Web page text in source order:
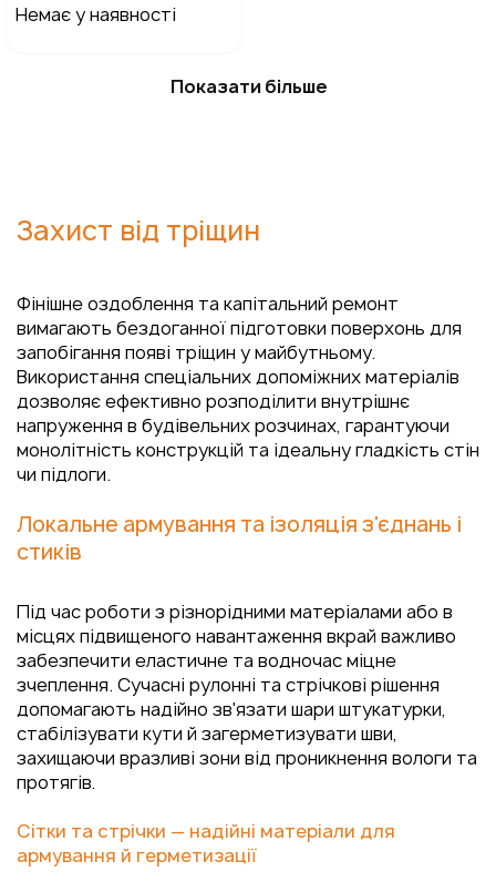
Немає у наявності
Показати більше
Захист від тріщин
Фінішне оздоблення та капітальний ремонт
вимагають бездоганної підготовки поверхонь для
запобігання появі тріщин у майбутньому.
Використання спеціальних допоміжних матеріалів
дозволяє ефективно розподілити внутрішнє
напруження в будівельних розчинах, гарантуючи
монолітність конструкцій та ідеальну гладкість стін
чи підлоги.
Локальне армування та ізоляція з'єднань і
стиків
Під час роботи з різнорідними матеріалами або в
місцях підвищеного навантаження вкрай важливо
забезпечити еластичне та водночас міцне
зчеплення. Сучасні рулонні та стрічкові рішення
допомагають надійно зв'язати шари штукатурки,
стабілізувати кути й загерметизувати шви,
захищаючи вразливі зони від проникнення вологи та
протягів.
Сітки та стрічки — надійні матеріали для
армування й герметизації